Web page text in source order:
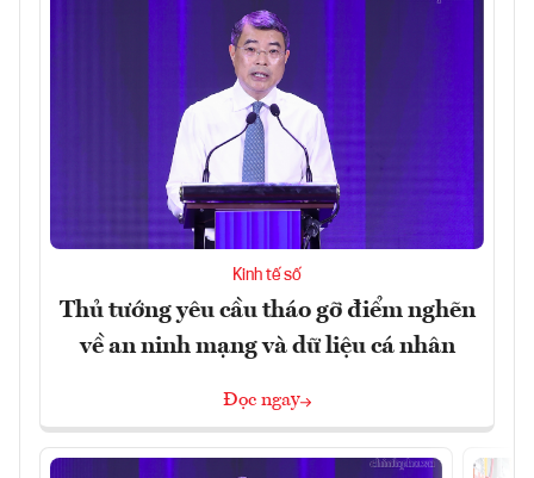
Kinh tế số
Thủ tướng yêu cầu tháo gỡ điểm nghẽn
về an ninh mạng và dữ liệu cá nhân
Đọc ngay